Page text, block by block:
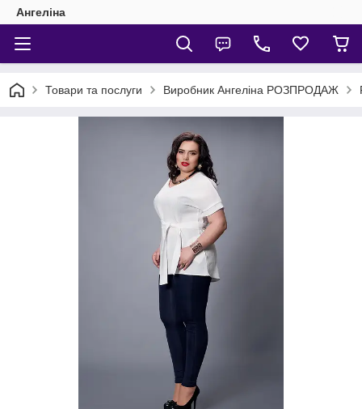
Ангеліна
Товари та послуги Виробник Ангеліна РОЗПРОДАЖ